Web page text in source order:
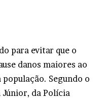
para evitar que o
danos maiores ao
Segundo o
da Polícia